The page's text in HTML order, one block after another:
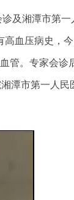
及湘潭市第一
血压病史，
管。专家会诊
潭市第一人民